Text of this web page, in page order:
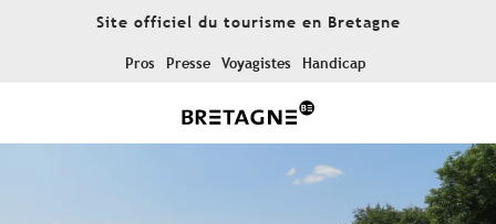
Site officiel du tourisme en Bretagne
Pros Presse Voyagistes Handicap